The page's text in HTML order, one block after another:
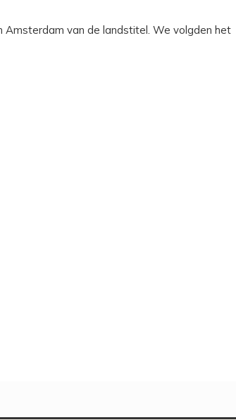
Amsterdam van de landstitel. We volgden het